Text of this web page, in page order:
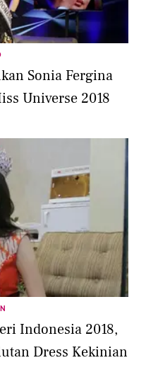
Sonia Fergina
Universe 2018
Indonesia 2018,
Dress Kekinian